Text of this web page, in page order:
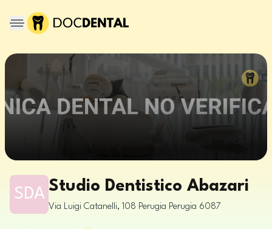
SDA Studio Dentistico Abazari
Via Luigi Catanelli, 108 Perugia Perugia 6087